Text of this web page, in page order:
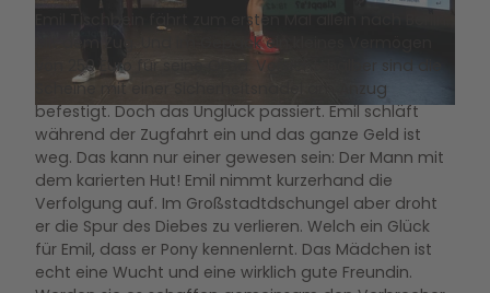
© zenna
© Zenna © zenna
Emil Tischbein fährt zum ersten Mal allein nach Berlin.
Mit dem Zug. Und im Gepäck ein kleines Vermögen
von 250 Euro für seine Oma. Vorsichtshalber sind die
Scheine mit einer Sicherheitsnadel am Anzug
befestigt. Doch das Unglück passiert. Emil schläft
während der Zugfahrt ein und das ganze Geld ist
weg. Das kann nur einer gewesen sein: Der Mann mit
dem karierten Hut! Emil nimmt kurzerhand die
Verfolgung auf. Im Großstadtdschungel aber droht
er die Spur des Diebes zu verlieren. Welch ein Glück
für Emil, dass er Pony kennenlernt. Das Mädchen ist
echt eine Wucht und eine wirklich gute Freundin.